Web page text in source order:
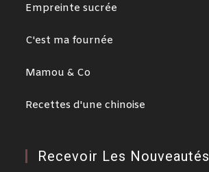
Empreinte sucrée
C'est ma fournée
Mamou & Co
Recettes d'une chinoise
Recevoir Les Nouveautés